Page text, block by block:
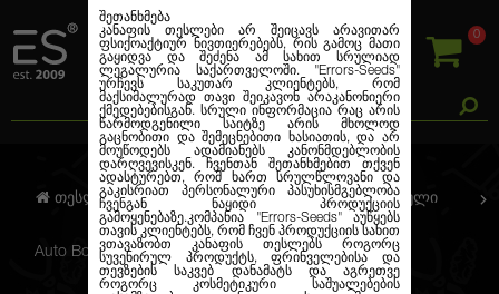
0
შეთანხმება
კანაფის თესლები არ შეიცავს არავითარ
ფსიქოაქტიურ ნივთიერებებს, რის გამოც მათი
გაყიდვა და შეძენა ამ სახით სრულიად
ლეგალურია საქართველოში. "Errors-Seeds"
ურჩევს საკუთარ კლიენტებს, რომ
მაქსიმალურად თავი შეიკავონ არაკანონიერი
ქმედებებისგან. სრული ინფორმაცია რაც არის
წარმოდგენილი საიტზე არის მხოლოდ
გაცნობითი და შემეცნებითი ხასიათის, და არ
მოუწოდებს ადამიანებს კანონმდებლობის
დარღვევისკენ. ჩვენთან შეთანხმებით თქვენ
ადასტურებთ, რომ ხართ სრულწლოვანი და
გაკისრიათ პერსონალური პასუხისმგებლობა
ჩვენგან ნაყიდი პროდუქციის
გამოყენებაზე.კომპანია
"Errors-Seeds" აუწყებს
თავის კლიენტებს, რომ ჩვენ პროდუქციის სახით
ვთავაზობთ კანაფის თესლებს როგორც
სუვენირულ პროდუქტს, ფრინველებისა და
თევზების საკვებ დანამატს და აგრეთვე
როგორც კოსმეტიკური საშუალებების
თესლების კანაფი ავტო. ფემინიზირებული
Auto Boss Hogg Feminised Silver